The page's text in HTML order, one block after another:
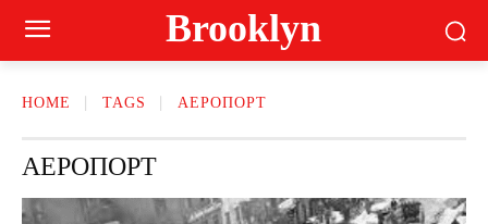
Brooklyn
HOME TAGS АЕРОПОРТ
АЕРОПОРТ